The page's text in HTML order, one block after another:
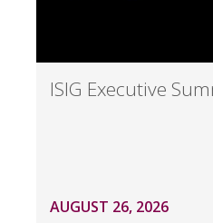
ISIG Executive
AUGUST 26, 2026